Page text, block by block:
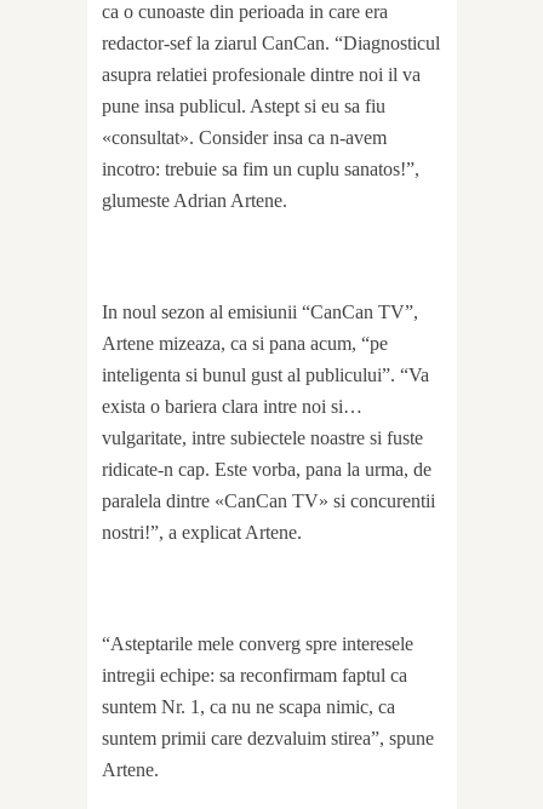
ca o cunoaste din perioada in care era
redactor-sef la ziarul CanCan. “Diagnosticul
asupra relatiei profesionale dintre noi il va
pune insa publicul. Astept si eu sa fiu
«consultat». Consider insa ca n-avem
incotro: trebuie sa fim un cuplu sanatos!”,
glumeste Adrian Artene.
In noul sezon al emisiunii “CanCan TV”,
Artene mizeaza, ca si pana acum, “pe
inteligenta si bunul gust al publicului”. “Va
exista o bariera clara intre noi si…
vulgaritate, intre subiectele noastre si fuste
ridicate-n cap. Este vorba, pana la urma, de
paralela dintre «CanCan TV» si concurentii
nostri!”, a explicat Artene.
“Asteptarile mele converg spre interesele
intregii echipe: sa reconfirmam faptul ca
suntem Nr. 1, ca nu ne scapa nimic, ca
suntem primii care dezvaluim stirea”, spune
Artene.